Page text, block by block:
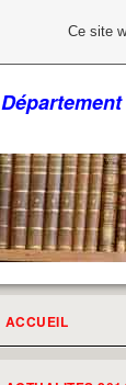
ACCUEIL
Ce site